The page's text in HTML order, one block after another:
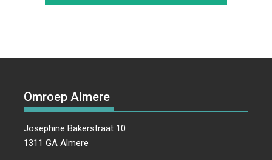
Omroep Almere
Josephine Bakerstraat 10
1311 GA Almere